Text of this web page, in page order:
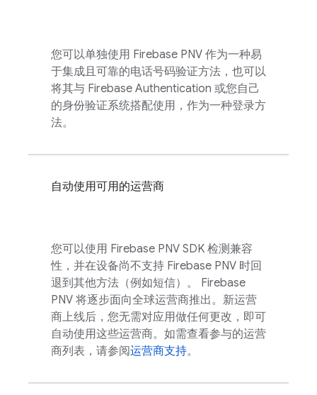
您可以单独使用 Firebase PNV 作为一种易
于集成且可靠的电话号码验证方法，也可以
将其与 Firebase Authentication 或您自己
的身份验证系统搭配使用，作为一种登录方
法。
自动使用可用的运营商
您可以使用 Firebase PNV SDK 检测兼容
性，并在设备尚不支持 Firebase PNV 时回
退到其他方法（例如短信）。 Firebase
PNV 将逐步面向全球运营商推出。新运营
商上线后，您无需对应用做任何更改，即可
自动使用这些运营商。如需查看参与的运营
商列表，请参阅运营商支持。